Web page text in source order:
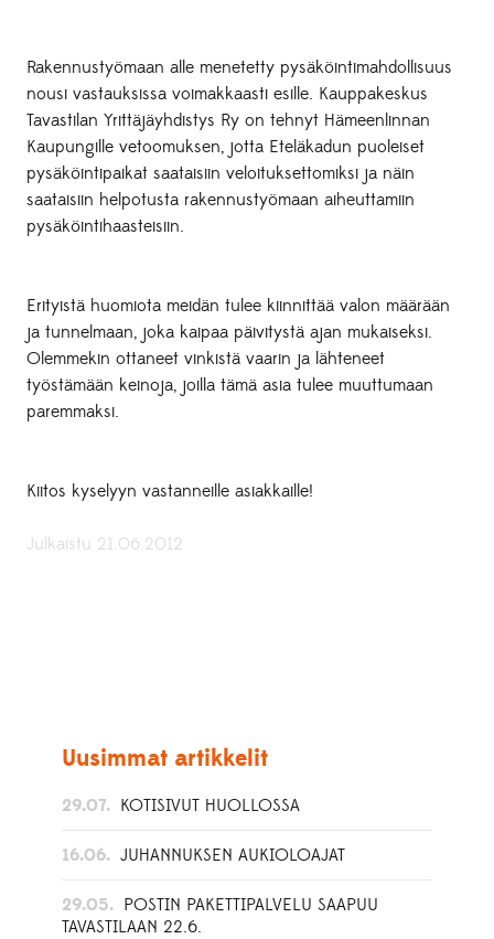
Rakennustyömaan alle menetetty pysäköintimahdollisuus
nousi vastauksissa voimakkaasti esille. Kauppakeskus
Tavastilan Yrittäjäyhdistys Ry on tehnyt Hämeenlinnan
Kaupungille vetoomuksen, jotta Eteläkadun puoleiset
pysäköintipaikat saataisiin veloituksettomiksi ja näin
saataisiin helpotusta rakennustyömaan aiheuttamiin
pysäköintihaasteisiin.
Erityistä huomiota meidän tulee kiinnittää valon määrään
ja tunnelmaan, joka kaipaa päivitystä ajan mukaiseksi.
Olemmekin ottaneet vinkistä vaarin ja lähteneet
työstämään keinoja, joilla tämä asia tulee muuttumaan
paremmaksi.
Kiitos kyselyyn vastanneille asiakkaille!
Julkaistu 21.06.2012
Uusimmat artikkelit
29.07. KOTISIVUT HUOLLOSSA
16.06. JUHANNUKSEN AUKIOLOAJAT
29.05. POSTIN PAKETTIPALVELU SAAPUU
TAVASTILAAN 22.6.